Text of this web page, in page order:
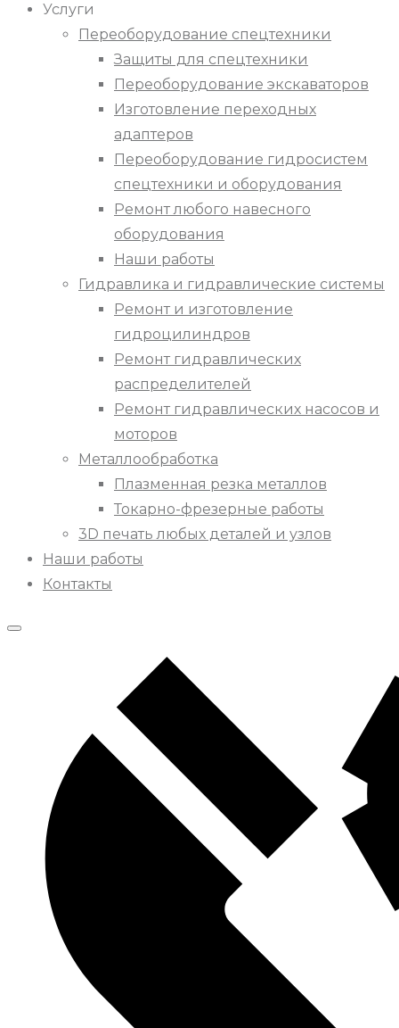
Услуги
Переоборудование спецтехники
Защиты для спецтехники
Переоборудование экскаваторов
Изготовление переходных
адаптеров
Переоборудование гидросистем
спецтехники и оборудования
Ремонт любого навесного
оборудования
Наши работы
Гидравлика и гидравлические системы
Ремонт и изготовление
гидроцилиндров
Ремонт гидравлических
распределителей
Ремонт гидравлических насосов и
моторов
Металлообработка
Плазменная резка металлов
Токарно-фрезерные работы
3D печать любых деталей и узлов
Наши работы
Контакты